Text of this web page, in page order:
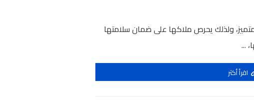
ولذلك يحرص ملاكها على ضمان سلامتها
...
اقرأ أكثر